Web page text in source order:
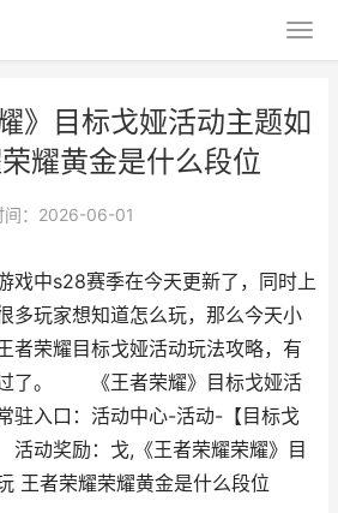
》目标戈娅活动主题如
耀黄金是什么段位
间：2026-06-01
戏中s28赛季在今天更新了，同时上
多玩家想知道怎么玩，那么今天小
者荣耀目标戈娅活动玩法攻略，有
过了。 《王者荣耀》目标戈娅活
入口：活动中心-活动-【目标戈
动奖励：戈,《王者荣耀荣耀》目
王者荣耀荣耀黄金是什么段位